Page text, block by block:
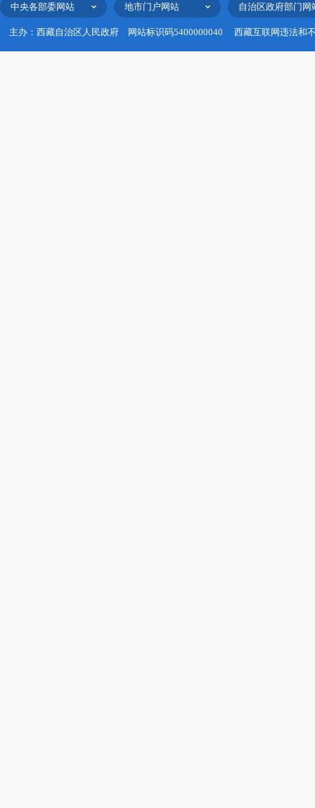
中央各部委网站 地市门户网站 自治区政府部门网
主办：西藏自治区人民政府 网站标识码5400000040 西藏互联网违法和